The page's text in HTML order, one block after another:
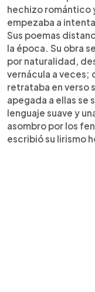
hechizo romántico
empezaba a
Sus poemas
la época. Su obra
por naturalidad,
vernácula a veces;
retrataba en verso
apegada a ellas se
lenguaje suave y
asombro por los
escribió su lirismo